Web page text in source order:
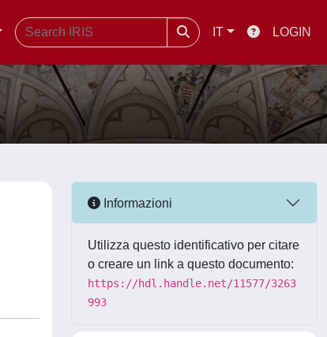
IT LOGIN
Informazioni
Utilizza questo identificativo per citare
o creare un link a questo documento:
https://hdl.handle.net/11577/3263
993